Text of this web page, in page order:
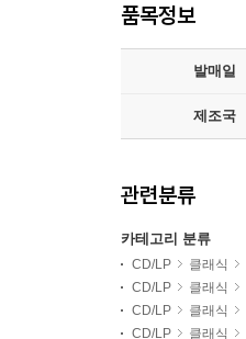
품목정보
발매일
제조국
관련분류
카테고리 분류
CD/LP 클래식
CD/LP
클래식
CD/LP
클래식
CD/LP
클래식